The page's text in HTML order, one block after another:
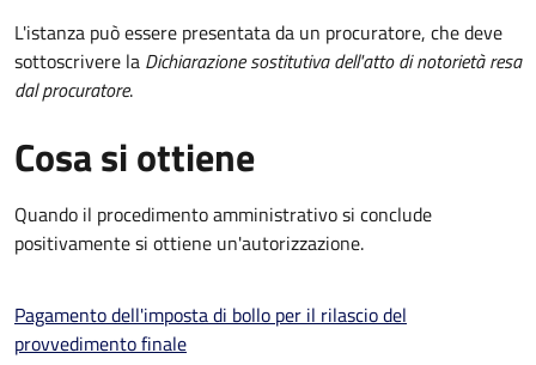
L'istanza può essere presentata da un procuratore, che deve
sottoscrivere la Dichiarazione sostitutiva dell'atto di notorietà resa
dal procuratore.
Cosa si ottiene
Quando il procedimento amministrativo si conclude
positivamente si ottiene un'autorizzazione.
Pagamento dell'imposta di bollo per il rilascio del
provvedimento finale